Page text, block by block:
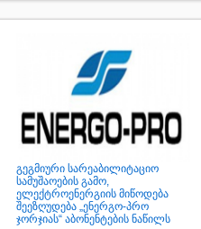
გეგმიური სარეაბილიტაციო
სამუშაოების გამო,
ელექტროენერგიის მიწოდება
შეეზღუდება „ენერგო-პრო
ჯორჯიას“ აბონენტების ნაწილს